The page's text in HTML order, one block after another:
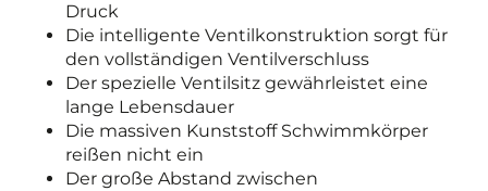
Druck
Die intelligente Ventilkonstruktion sorgt für
den vollständigen Ventilverschluss
Der spezielle Ventilsitz gewährleistet eine
lange Lebensdauer
Die massiven Kunststoff Schwimmkörper
reißen nicht ein
Der große Abstand zwischen